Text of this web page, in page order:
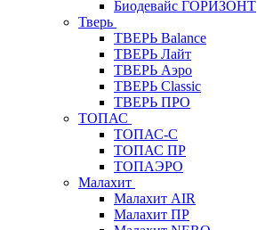
Биодевайс ГОРИЗОНТ
Тверь
ТВЕРЬ Balance
ТВЕРЬ Лайт
ТВЕРЬ Аэро
ТВЕРЬ Classic
ТВЕРЬ ПРО
ТОПАС
ТОПАС-С
ТОПАС ПР
ТОПАЭРО
Малахит
Малахит AIR
Малахит ПР